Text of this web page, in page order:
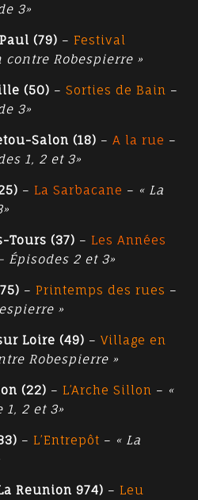
3»
(79) – Festival
contre Robespierre »
(50) –Sorties de Bain –
3»
Salon (18) –A la rue –
1, 2 et 3»
– La Sarbacane – « La
Tours (37) – Les Années
Épisodes 2 et 3»
– Printemps des rues –
»
Loire (49) –Village en
Robespierre »
(22) – L’Arche Sillon – «
2 et 3»
– L’Entrepôt – « La
Reunion 974) – Leu